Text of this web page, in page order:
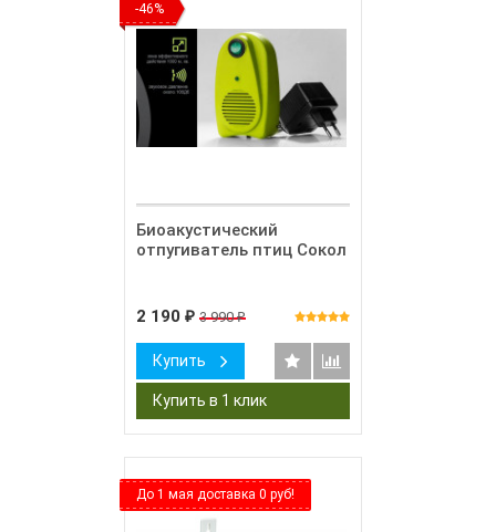
-46%
Биоакустический
отпугиватель птиц Сокол
2 190 ₽ 3 990₽
Купить
До 1 мая доставка 0 руб!